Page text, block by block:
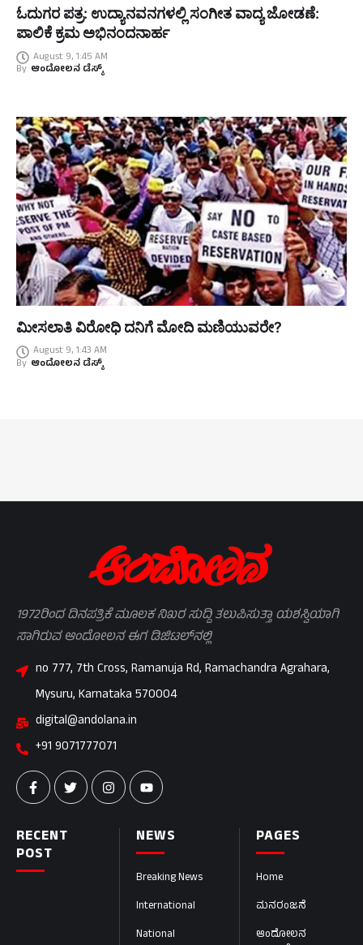
ಓದುಗರ ಪತ್ರ: ಉದ್ಯಾನವನಗಳಲ್ಲಿ ಸಂಗೀತ ವಾದ್ಯ ಜೋಡಣೆ:
ಪಾಲಿಕೆ ಕ್ರಮ ಅಭಿನಂದನಾರ್ಹ
August 9, 1:45 AM
By ಆಂದೋಲನ ಡೆಸ್ಕ್
ಮೀಸಲಾತಿ ವಿರೋಧಿ ದನಿಗೆ ಮೋದಿ ಮಣಿಯುವರೇ?
August 9, 1:43 AM
By ಆಂದೋಲನ ಡೆಸ್ಕ್
PAGES
Home
ಮನರಂಜನೆ
ಆಂದೋಲನ
NEWS
Breaking News
International
National
RECENT
POST
1972ರಿಂದ ದಿನಪತ್ರಿಕೆ ಮೂಲಕ ನಿಖರ ಸುದ್ದಿ ತಲುಪಿಸುತ್ತಾ ಯಶಸ್ವಿಯಾಗಿ
ಸಾಗಿರುವ ಆಂದೋಲನ ಈಗ ಡಿಜಿಟಲ್‌ನಲ್ಲಿ
no 777, 7th Cross, Ramanuja Rd, Ramachandra Agrahara,
Mysuru, Karnataka 570004
digital@andolana.in
+91 9071777071